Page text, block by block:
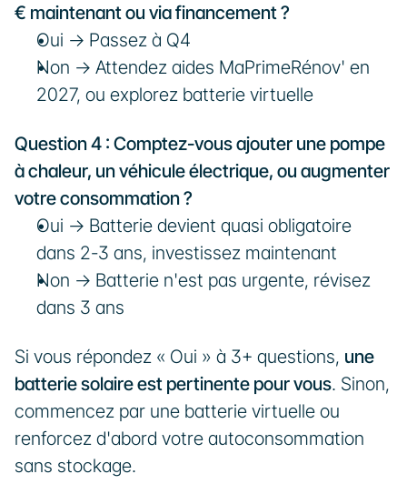
€ maintenant ou via financement ?
Oui → Passez à Q4
Non → Attendez aides MaPrimeRénov' en
2027, ou explorez batterie virtuelle
Question 4 : Comptez-vous ajouter une pompe
à chaleur, un véhicule électrique, ou augmenter
votre consommation ?
Oui → Batterie devient quasi obligatoire
dans 2-3 ans, investissez maintenant
Non → Batterie n'est pas urgente, révisez
dans 3 ans
Si vous répondez « Oui » à 3+ questions, une
batterie solaire est pertinente pour vous. Sinon,
commencez par une batterie virtuelle ou
renforcez d'abord votre autoconsommation
sans stockage.